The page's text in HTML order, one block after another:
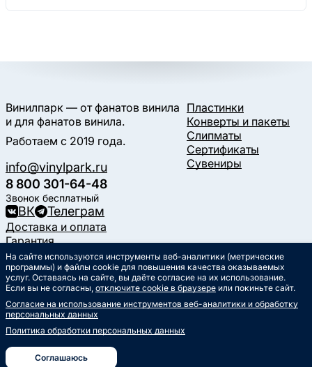
Винилпарк — от фанатов винила
и для фанатов винила.
Работаем с 2019 года.
info@vinylpark.ru
8 800 301-64-48
Звонок бесплатный
ВК Телеграм
Пластинки
Конверты и пакеты
Слипматы
Сертификаты
Сувениры
Доставка и оплата
Гарантия
Контакты
Статьи
Музыкальный календарь
Публичная оферта
Политика обработки
Согласие на обработкуперсональных данных
На сайте используются инструменты веб-аналитики (метрические
программы) и файлы cookie для повышения качества оказываемых
услуг. Оставаясь на сайте, вы даёте согласие на их использование.
Если вы не согласны, отключите cookie в браузере или покиньте сайт.
Согласие на использование инструментов веб-аналитики и обработку
персональных данных
Политика обработки персональных данных
Соглашаюсь